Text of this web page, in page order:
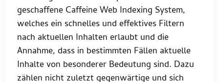
geschaffene Caffeine Web Indexing System,
welches ein schnelles und effektives Filtern
nach aktuellen Inhalten erlaubt und die
Annahme, dass in bestimmten Fällen aktuelle
Inhalte von besonderer Bedeutung sind. Dazu
zählen nicht zuletzt gegenwärtige und sich